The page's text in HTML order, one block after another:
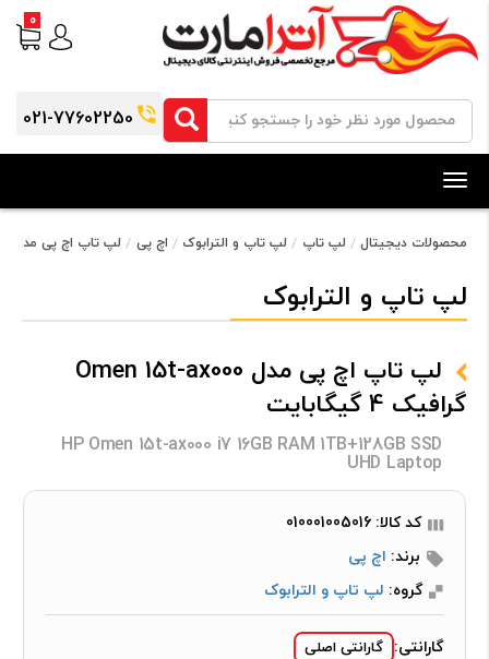
021-77602250
0
Toggle
navigation
محصولات دیجیتال لپ تاپ لپ تاپ و الترابوک اچ پی لپ تاپ اچ پی مدل Omen 15t-ax000 گرافیک 4 گیگابایت
لپ تاپ و الترابوک
لپ تاپ اچ پی مدل Omen 15t-ax000
گرافیک 4 گیگابایت
HP Omen 15t-ax000 i7 16GB RAM 1TB+128GB SSD
UHD Laptop
کد کالا: 010001005016
برند: اچ پی
گروه: لپ تاپ و الترابوک
گارانتی: گارانتی اصلی